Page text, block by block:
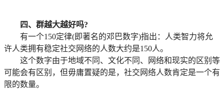
四、群越大越好吗?
有一个150定律(即著名的邓巴数字)指出：人类智力将允
许人类拥有稳定社交网络的人数大约是150人。
这个数字由于地域不同、文化不同、网络和现实的区别等
可能会有区别，但毋庸置疑的是，社交网络人数肯定是一个有
限的数量。